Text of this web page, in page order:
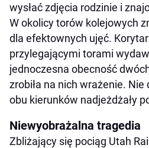
wysłać zdjęcia rodzinie i
W okolicy torów kolejowych
dla efektownych ujęć.
przylegającymi torami
jednoczesna obecność
zrobiła na nich wrażenie. Nie
obu kierunków nadjeżdżały
Niewyobrażalna tragedia
Zbliżający się pociąg Utah